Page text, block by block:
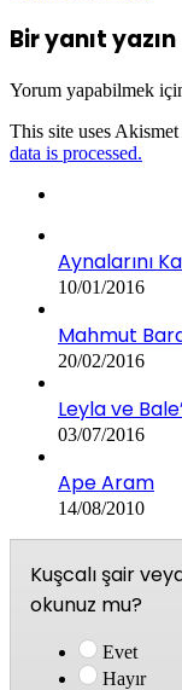
Bir yanıt yazın
Yorum yapabilmek
This site uses
data is processed.
Aynalarını
10/01/2016
Mahmut
20/02/2016
Leyla ve
03/07/2016
Ape Aram
14/08/2010
Kuşcalı şair
okunuz mu?
Evet
Hayır